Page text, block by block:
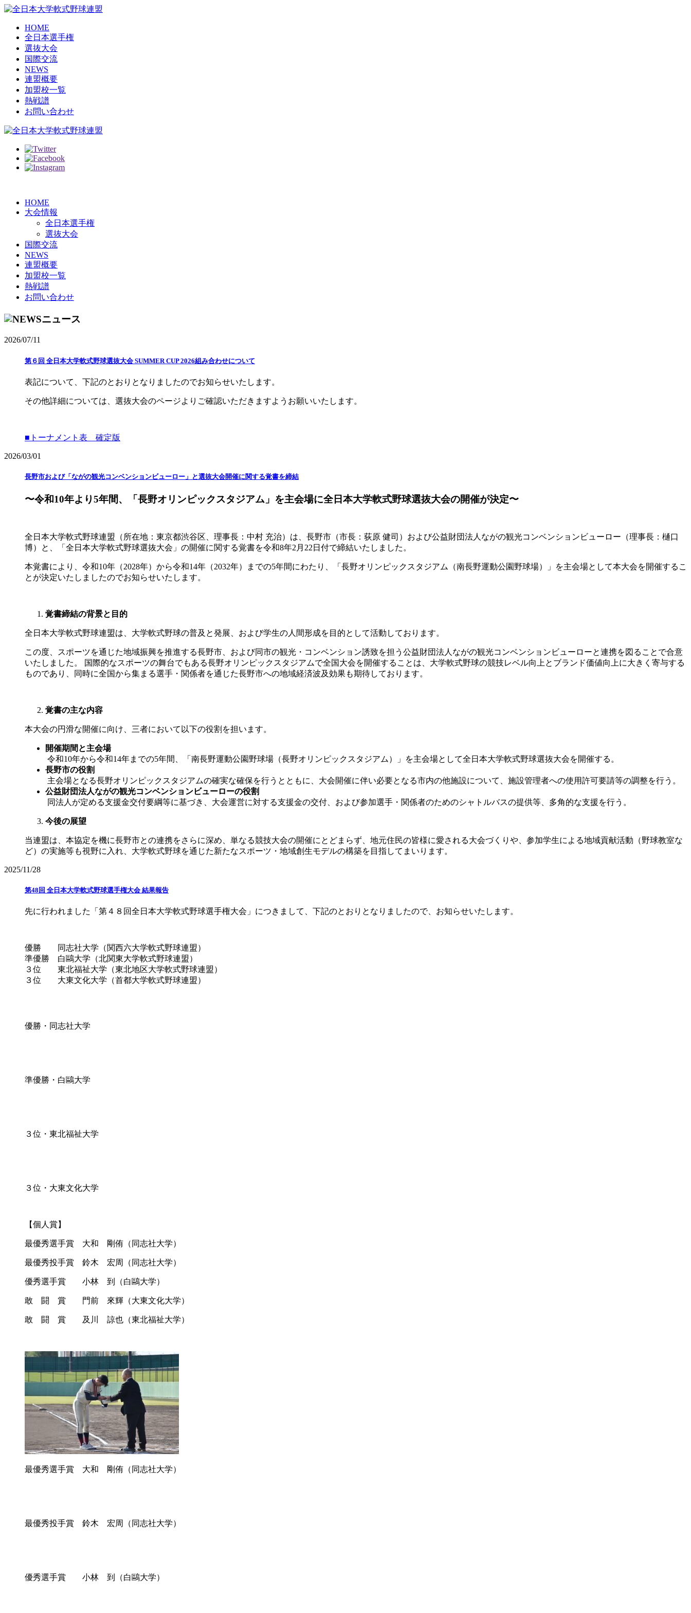
HOME
全日本選手権
選抜大会
国際交流
NEWS
連盟概要
加盟校一覧
熱戦譜
お問い合わせ
HOME
大会情報
全日本選手権
選抜大会
国際交流
NEWS
連盟概要
加盟校一覧
熱戦譜
お問い合わせ
ニュース
2026/07/11
第６回 全日本大学軟式野球選抜大会 SUMMER CUP 2026組み合わせについて
表記について、下記のとおりとなりましたのでお知らせいたします。
その他詳細については、選抜大会のページよりご確認いただきますようお願いいたします。
■トーナメント表 確定版
2026/03/01
長野市および「ながの観光コンベンションビューロー」と選抜大会開催に関する覚書を締結
〜令和10年より5年間、「長野オリンピックスタジアム」を主会場に全日本大学軟式野球選抜大会の開催が決定〜
全日本大学軟式野球連盟（所在地：東京都渋谷区、理事長：中村 充治）は、長野市（市長：荻原 健司）および公益財団法人ながの観光コンベンションビューロー（理事長：樋口
博）と、「全日本大学軟式野球選抜大会」の開催に関する覚書を令和8年2月22日付で締結いたしました。
本覚書により、令和10年（2028年）から令和14年（2032年）までの5年間にわたり、「長野オリンピックスタジアム（南長野運動公園野球場）」を主会場として本大会を開催するこ
とが決定いたしましたのでお知らせいたします。
覚書締結の背景と目的
全日本大学軟式野球連盟は、大学軟式野球の普及と発展、および学生の人間形成を目的として活動しております。
この度、スポーツを通じた地域振興を推進する長野市、および同市の観光・コンベンション誘致を担う公益財団法人ながの観光コンベンションビューローと連携を図ることで合意
いたしました。 国際的なスポーツの舞台でもある長野オリンピックスタジアムで全国大会を開催することは、大学軟式野球の競技レベル向上とブランド価値向上に大きく寄与する
ものであり、同時に全国から集まる選手・関係者を通じた長野市への地域経済波及効果も期待しております。
覚書の主な内容
本大会の円滑な開催に向け、三者において以下の役割を担います。
開催期間と主会場
令和10年から令和14年までの5年間、「南長野運動公園野球場（長野オリンピックスタジアム）」を主会場として全日本大学軟式野球選抜大会を開催する。
長野市の役割
主会場となる長野オリンピックスタジアムの確実な確保を行うとともに、大会開催に伴い必要となる市内の他施設について、施設管理者への使用許可要請等の調整を行う。
公益財団法人ながの観光コンベンションビューローの役割
同法人が定める支援金交付要綱等に基づき、大会運営に対する支援金の交付、および参加選手・関係者のためのシャトルバスの提供等、多角的な支援を行う。
今後の展望
当連盟は、本協定を機に長野市との連携をさらに深め、単なる競技大会の開催にとどまらず、地元住民の皆様に愛される大会づくりや、参加学生による地域貢献活動（野球教室な
ど）の実施等も視野に入れ、大学軟式野球を通じた新たなスポーツ・地域創生モデルの構築を目指してまいります。
2025/11/28
第48回 全日本大学軟式野球選手権大会 結果報告
先に行われました「第４８回全日本大学軟式野球選手権大会」につきまして、下記のとおりとなりましたので、お知らせいたします。
優勝 同志社大学（関西六大学軟式野球連盟）
準優勝 白鷗大学（北関東大学軟式野球連盟）
３位 東北福祉大学（東北地区大学軟式野球連盟）
３位 大東文化大学（首都大学軟式野球連盟）
優勝・同志社大学
準優勝・白鷗大学
３位・東北福祉大学
３位・大東文化大学
【個人賞】
最優秀選手賞 大和 剛侑（同志社大学）
最優秀投手賞 鈴木 宏周（同志社大学）
優秀選手賞 小林 到（白鷗大学）
敢 闘 賞 門前 來輝（大東文化大学）
敢 闘 賞 及川 諒也（東北福祉大学）
最優秀選手賞 大和 剛侑（同志社大学）
最優秀投手賞 鈴木 宏周（同志社大学）
優秀選手賞 小林 到（白鷗大学）